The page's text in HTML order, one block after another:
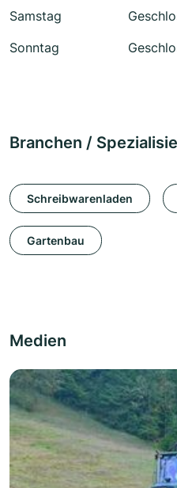
Samstag
Sonntag
Branchen /
Schreibwarenladen
Gartenbau
Medien